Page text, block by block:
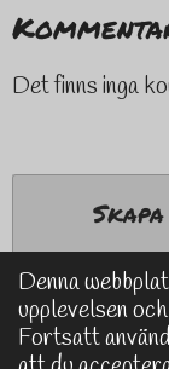
Denna
upplevelsen
Fortsatt
Det finns inga